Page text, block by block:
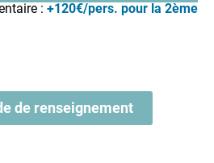
: +120€/pers. pour la 2ème
de renseignement